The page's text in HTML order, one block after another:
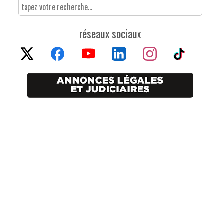
réseaux sociaux